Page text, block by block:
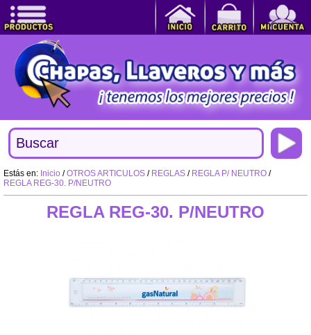
Estás en: Inicio /OTROS ARTICULOS / REGLAS / REGLA P/ NEUTRO /
REGLA REG-30. P/NEUTRO
REGLA REG-30. P/NEUTRO